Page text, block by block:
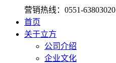
营销热线： 0551-63803020
首页
关于立方
公司介绍
企业文化